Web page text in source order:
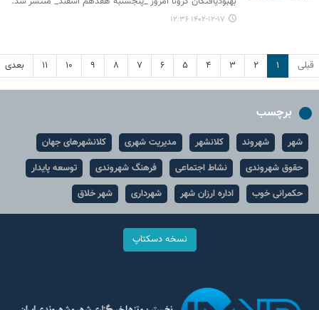
۱۴۰۲-۱۲-۱۷ ۱۲:۳۶
قبلی ۱ ۲ ۳ ۴ ۵ ۶ ۷ ۸ ۹ ۱۰ ۱۱ بعدی
برچسب
شهر شهروند کلانشهر مدیریت شهری
کلانشهرهای جهان
حقوق شهروندی
نشاط اجتماعی فرهنگ شهروندی
توسعه پایدار
حکمرانی خوب
اداره ارزان شهر شهرداری شهر خلاق
نسخه دسکتاپ